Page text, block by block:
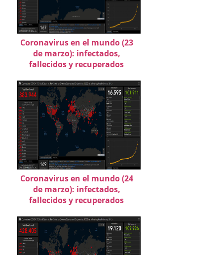
Coronavirus en el mundo (23
de marzo): infectados,
fallecidos y recuperados
Coronavirus en el mundo (24
de marzo): infectados,
fallecidos y recuperados